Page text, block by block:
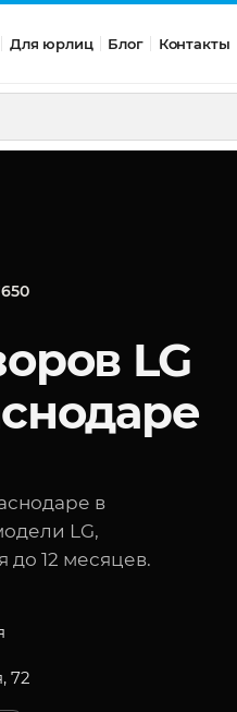
Для юрлиц Блог Контакты
LG
в
LG,
до 12 месяцев.
72